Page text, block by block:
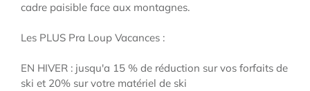
cadre paisible face aux montagnes.
Les PLUS Pra Loup Vacances :
EN HIVER : jusqu'a 15 % de réduction sur vos forfaits de
ski et 20% sur votre matériel de ski